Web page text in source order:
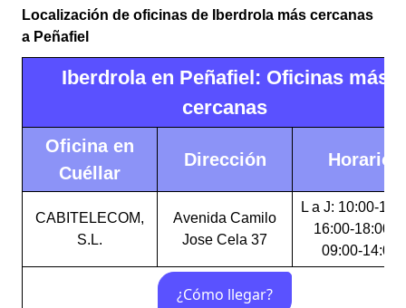
Localización de oficinas de Iberdrola más cercanas
a Peñafiel
Iberdrola en Peñafiel: Oficinas más
cercanas
Oficina en
Cuéllar
Dirección Horario
CABITELECOM,
S.L.
Avenida Camilo
Jose Cela 37
L a J: 10:00-
16:00-18:00 V:
09:00-14:00